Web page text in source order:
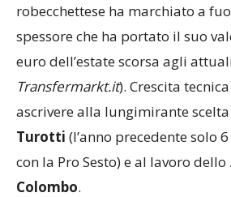
robecchettese ha marchiato a
spessore che ha portato il suo
euro dell’estate scorsa agli
Transfermarkt.it). Crescita
ascrivere alla lungimirante
Turotti (l’anno precedente solo
con la Pro Sesto) e al lavoro dello
Colombo.